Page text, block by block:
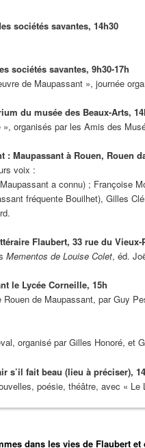
sociétés savantes, 14h30
sociétés savantes, 9h30-17h
de Maupassant », journée
du musée des Beaux-Arts,
organisés par les Amis des
: Maupassant à Rouen, Rouen
voix :
a connu) ; Françoise
fréquente Bouilhet), Gilles
Flaubert, 33 rue du
Mementos de Louise Colet, éd.
le Lycée Corneille, 15h
Rouen de Maupassant, par Guy
organisé par Gilles Honoré, et
s’il fait beau (lieu à préciser),
poésie, théâtre, avec «
dans les vies de Flaubert et